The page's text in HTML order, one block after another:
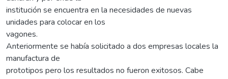
institución se encuentra en la necesidades de nuevas
unidades para colocar en los
vagones.
Anteriormente se había solicitado a dos empresas locales la
manufactura de
prototipos pero los resultados no fueron exitosos. Cabe